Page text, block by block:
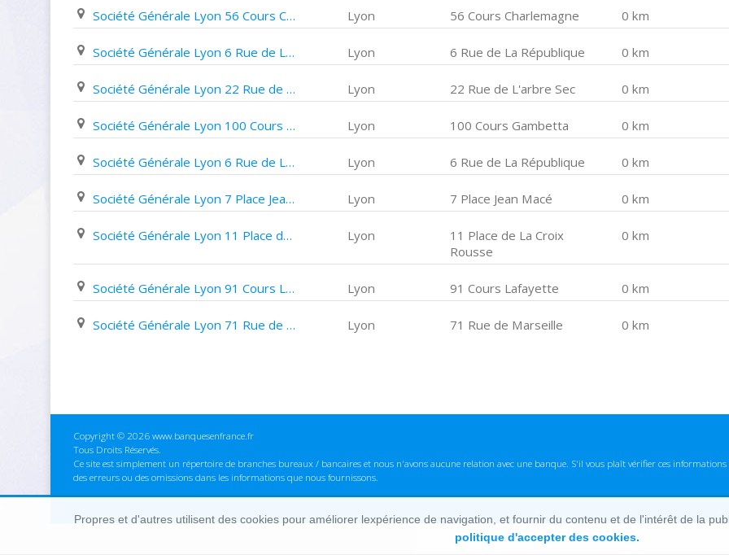
Société Générale Lyon 56 Cours Charlemagne Lyon 56 Cours Charlemagne 0 km
Société Générale Lyon 6 Rue de La République Lyon 6 Rue de La République 0 km
Société Générale Lyon 22 Rue de L'arbre Sec Lyon 22 Rue de L'arbre Sec 0 km
Société Générale Lyon 100 Cours Gambetta Lyon 100 Cours Gambetta 0 km
Société Générale Lyon 6 Rue de La République Lyon 6 Rue de La République 0 km
Société Générale Lyon 7 Place Jean Macé Lyon 7 Place Jean Macé 0 km
Société Générale Lyon 11 Place de La Croix Rousse Lyon
11 Place de La Croix
Rousse
0 km
Société Générale Lyon 91 Cours Lafayette Lyon 91 Cours Lafayette 0 km
Société Générale Lyon 71 Rue de Marseille Lyon 71 Rue de Marseille 0 km
Copyright © 2026 www.banquesenfrance.fr
Tous Droits Réservés.
Ce site est simplement un répertoire de branches bureaux / bancaires et nous n'avons aucune relation avec une banque. S'il vous plaît vérifier ces
des erreurs ou des omissions dans les informations que nous fournissons.
Propres et d'autres utilisent des cookies pour améliorer lexpérience de navigation, et fournir du contenu et de l'intérêt de la
politique d'accepter des cookies.